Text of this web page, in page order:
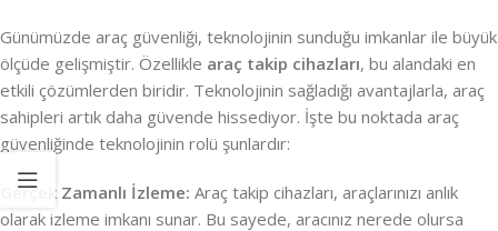
Günümüzde araç güvenliği, teknolojinin sunduğu imkanlar ile büyük
ölçüde gelişmiştir. Özellikle araç takip cihazları, bu alandaki en
etkili çözümlerden biridir. Teknolojinin sağladığı avantajlarla, araç
sahipleri artık daha güvende hissediyor. İşte bu noktada araç
güvenliğinde teknolojinin rolü şunlardır:
Gerçek Zamanlı İzleme: Araç takip cihazları, araçlarınızı anlık
olarak izleme imkanı sunar. Bu sayede, aracınız nerede olursa